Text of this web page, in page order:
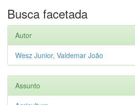
Busca facetada
Autor
Wesz Junior, Valdemar João
Assunto